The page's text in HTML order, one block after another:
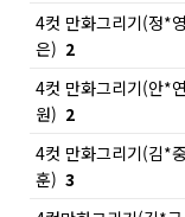
4컷 만화그리기(정*
은) 2
4컷 만화그리기(안*
원) 2
4컷 만화그리기(김*
훈) 3